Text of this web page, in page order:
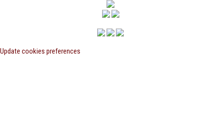
Update cookies preferences